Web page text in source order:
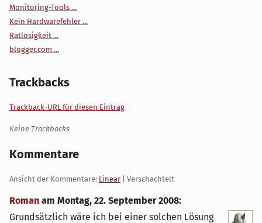
Monitoring-Tools ...
Kein Hardwarefehler ...
Ratlosigkeit ...
blogger.com ...
Trackbacks
Trackback-URL für diesen Eintrag
Keine Trackbacks
Kommentare
Ansicht der Kommentare: Linear | Verschachtelt
Roman am Montag, 22. September 2008:
Grundsätzlich wäre ich bei einer solchen Lösung